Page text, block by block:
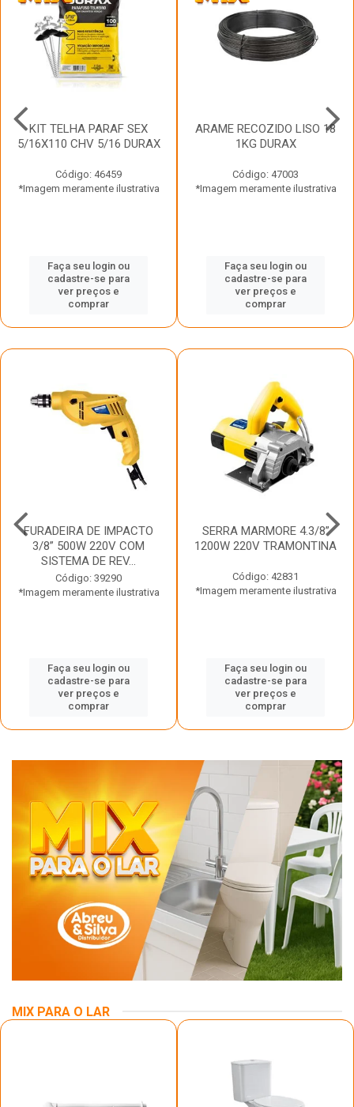
KIT TELHA PARAF SEX
5/16X110 CHV 5/16 DURAX
Código: 46459
*Imagem meramente ilustrativa
Faça seu login ou
cadastre-se para
ver preços e
comprar
ARAME RECOZIDO LISO 18
1KG DURAX
Código: 47003
*Imagem meramente ilustrativa
Faça seu login ou
cadastre-se para
ver preços e
comprar
FURADEIRA DE IMPACTO
3/8” 500W 220V COM
SISTEMA DE REV...
Código: 39290
*Imagem meramente ilustrativa
Faça seu login ou
cadastre-se para
ver preços e
comprar
SERRA MARMORE 4.3/8”
1200W 220V TRAMONTINA
Código: 42831
*Imagem meramente ilustrativa
Faça seu login ou
cadastre-se para
ver preços e
comprar
MIX PARA O LAR